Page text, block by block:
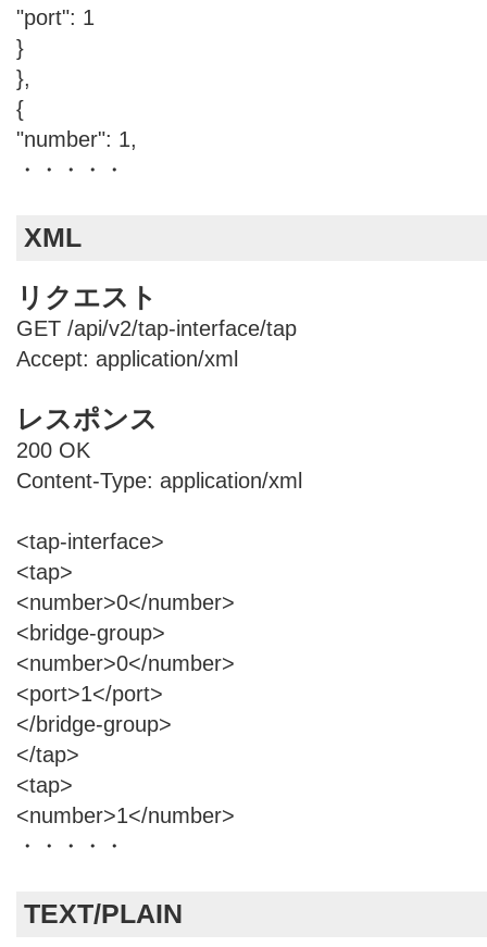
"port": 1
}
},
{
"number": 1,
・・・・・
XML
リクエスト
GET /api/v2/tap-interface/tap
Accept: application/xml
レスポンス
200 OK
Content-Type: application/xml
<tap-interface>
<tap>
<number>0</number>
<bridge-group>
<number>0</number>
<port>1</port>
</bridge-group>
</tap>
<tap>
<number>1</number>
・・・・・
TEXT/PLAIN